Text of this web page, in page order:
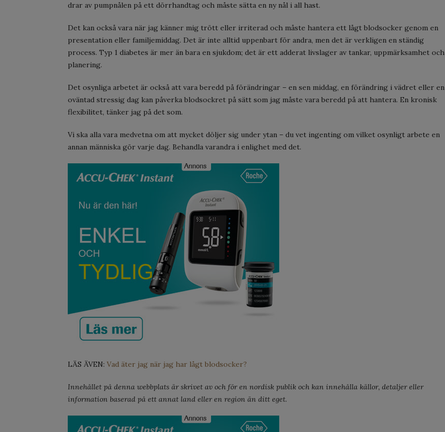
drar av pumpnålen på ett dörrhandtag och måste sätta en ny nål i all hast.
Det kan också vara när jag känner mig trött eller irriterad och måste hantera ett lågt blodsocker genom en
presentation eller familjemiddag. Det är inte alltid uppenbart för andra, men det är verkligen en ständig
process. Typ 1 diabetes är mer än bara en sjukdom; det är ett adderat livslager av tankar, uppmärksamhet och
planering.
Det osynliga arbetet är också att vara beredd på förändringar – en sen middag, en förändring i vädret eller en
oväntad stressig dag kan påverka blodsockret på sätt som jag måste vara beredd på att hantera. En kronisk
flexibilitet, tänker jag på det som.
Vi ska alla vara medvetna om att mycket döljer sig under ytan – du vet ingenting om vilket osynligt arbete en
annan människa gör varje dag. Behandla varandra i enlighet med det.
LÄS ÄVEN: Vad äter jag när jag har lågt blodsocker?
Innehållet på denna webbplats är skrivet av och för en nordisk publik och kan innehålla källor, detaljer eller
information baserad på ett annat land eller en region än ditt eget.